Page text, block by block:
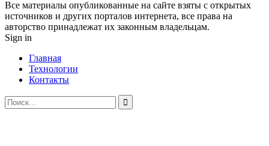
Все материалы опубликованные на сайте взяты с открытых
источников и других порталов интернета, все права на
авторство принадлежат их законным владельцам.
Sign in
Главная
Технологии
Контакты